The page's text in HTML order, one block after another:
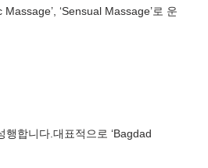
‘Sensual Massage’로 운
행합니다.대표적으로 ‘Bagdad